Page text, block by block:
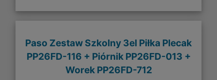
Paso Zestaw Szkolny 3el Piłka Plecak
PP26FD-116 + Piórnik PP26FD-013 +
Worek PP26FD-712